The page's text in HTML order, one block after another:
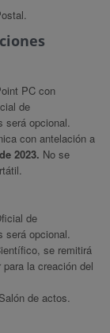
PC con
de
será opcional.
con antelación a
2023. No se
de
será opcional.
se remitirá
la creación del
de actos.